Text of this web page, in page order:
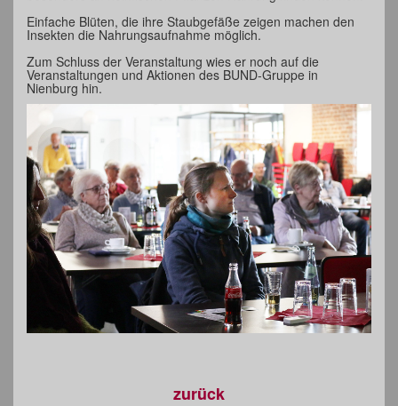
Einfache Blüten, die ihre Staubgefäße zeigen machen den
Insekten die Nahrungsaufnahme möglich.
Zum Schluss der Veranstaltung wies er noch auf die
Veranstaltungen und Aktionen des BUND-Gruppe in
Nienburg hin.
zurück